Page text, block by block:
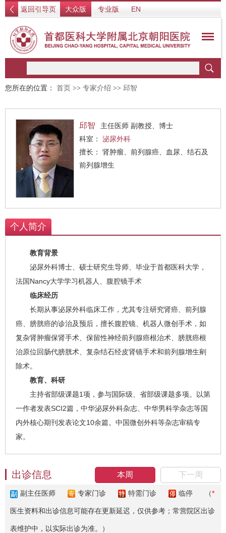
返回引导页 大众版 专业版 EN
您所在的位置： 首页 >> 专家介绍 >> 邱智
邱智
主任医师 副教授、博士
科室： 泌尿外科
擅长： 肾肿瘤、前列腺癌、血尿、结石及
前列腺增生
个人简介
教育背景
泌尿外科博士、硕士研究生导师、毕业于首都医科大学，
法国Nancy大学学习机器人、腹腔镜手术
临床经历
长期从事泌尿外科临床工作，尤其专注研究肾癌、前列腺
癌、膀胱癌的诊治及预后，擅长腹腔镜、机器人微创手术，如
复杂肾肿瘤保肾手术、保留性神经前列腺癌根治术、膀胱癌根
治原位回肠代膀胱术、复杂结石经皮肾镜手术和前列腺增生剜
除术。
教育、科研
主持省部级课题1项，参与国际级、省部级课题多项。以第
一作者发表SCI2篇，中华泌尿外科杂志、中华男科学杂志等国
内外核心期刊发表论文10余篇。中国微创外科等杂志审稿专
家。
本周 下一周
出诊信息
副主任医师 专家门诊 特需门诊 临停 （*
医生资料和出诊信息可能存在更新延迟，仅供参考；常营院区出诊
表维护中，以实际出诊为准。）